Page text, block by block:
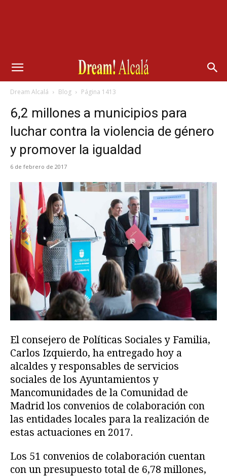
Dream Alcalá Blog Página 1413
6,2 millones a municipios para
luchar contra la violencia de género
y promover la igualdad
6 de febrero de 2017
El consejero de Políticas Sociales y Familia,
Carlos Izquierdo, ha entregado hoy a
alcaldes y responsables de servicios
sociales de los Ayuntamientos y
Mancomunidades de la Comunidad de
Madrid los convenios de colaboración con
las entidades locales para la realización de
estas actuaciones en 2017.
Los 51 convenios de colaboración cuentan
con un presupuesto total de 6,78 millones,